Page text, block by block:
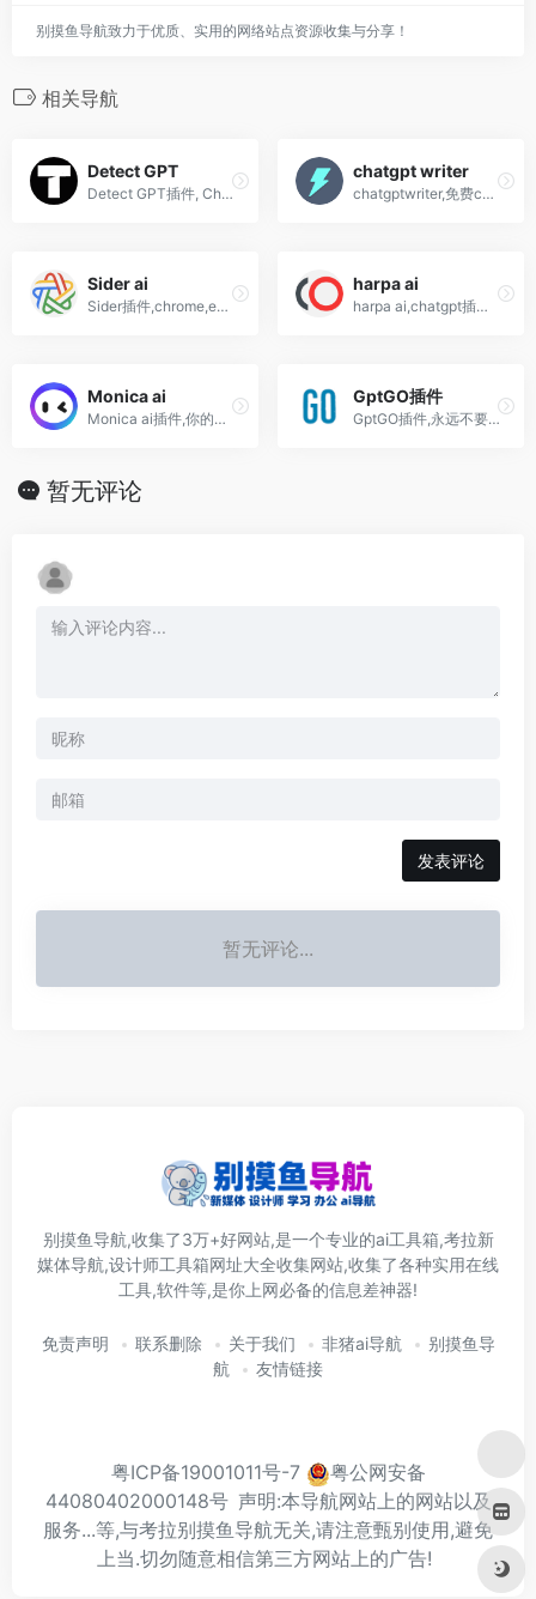
别摸鱼导航致力于优质、实用的网络站点资源收集与分享！
相关导航
Detect GPT
Detect GPT插件, Chrome扩展程序,查看您浏览的页面是否包含人工智能生成的内容
chatgpt writer
chatgptwriter,免费chatgpt Chrome浏览器扩展
Sider ai
Sider插件,chrome,edge浏览器插件,chatgpt常驻侧边栏,随时使用
harpa ai
harpa ai,chatgpt插件,人工智能驱动的web自动化助手
Monica ai
Monica ai插件,你的ChatGPT AI智能助理,适用于所有网站,谷歌浏览器,edge,chrome
GptGO插件
GptGO插件,永远不要离开您的标签，再次在 ChatGPT 上搜索内容
暂无评论
发表评论
暂无评论...
别摸鱼导航,收集了3万+好网站,是一个专业的ai工具箱,考拉新
媒体导航,设计师工具箱网址大全收集网站,收集了各种实用在线
工具,软件等,是你上网必备的信息差神器!
免责声明 联系删除 关于我们 非猪ai导航
别摸鱼导
航
友情链接
粤ICP备19001011号-7
粤公网安备
44080402000148号 声明:本导航网站上的网站以及
服务...等,与考拉别摸鱼导航无关,请注意甄别使用,避免
上当.切勿随意相信第三方网站上的广告!